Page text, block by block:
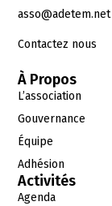
asso@adetem.net
Contactez nous
À Propos
L’association
Gouvernance
Équipe
Adhésion
Activités
Agenda